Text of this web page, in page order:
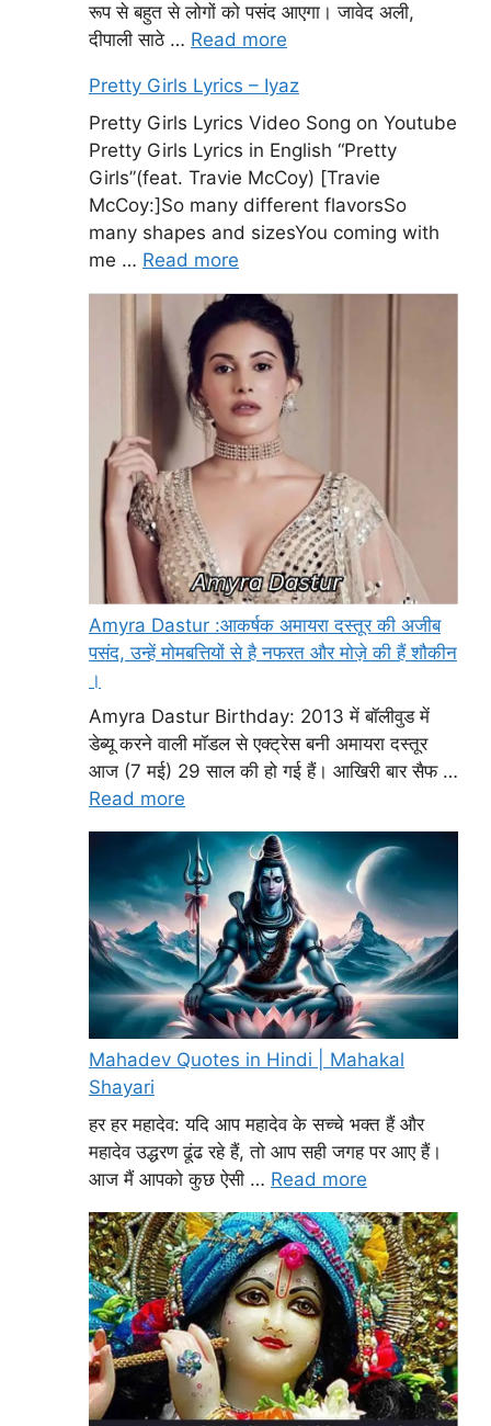
रूप से बहुत से लोगों को पसंद आएगा। जावेद अली,
दीपाली साठे … Read more
Pretty Girls Lyrics – Iyaz
Pretty Girls Lyrics Video Song on Youtube
Pretty Girls Lyrics in English “Pretty
Girls”(feat. Travie McCoy) [Travie
McCoy:]So many different flavorsSo
many shapes and sizesYou coming with
me … Read more
Amyra Dastur :आकर्षक अमायरा दस्तूर की अजीब
पसंद, उन्हें मोमबत्तियों से है नफरत और मोज़े की हैं शौकीन
।
Amyra Dastur Birthday: 2013 में बॉलीवुड में
डेब्यू करने वाली मॉडल से एक्ट्रेस बनी अमायरा दस्तूर
आज (7 मई) 29 साल की हो गई हैं। आखिरी बार सैफ …
Read more
Mahadev Quotes in Hindi | Mahakal
Shayari
हर हर महादेव: यदि आप महादेव के सच्चे भक्त हैं और
महादेव उद्धरण ढूंढ रहे हैं, तो आप सही जगह पर आए हैं।
आज मैं आपको कुछ ऐसी … Read more